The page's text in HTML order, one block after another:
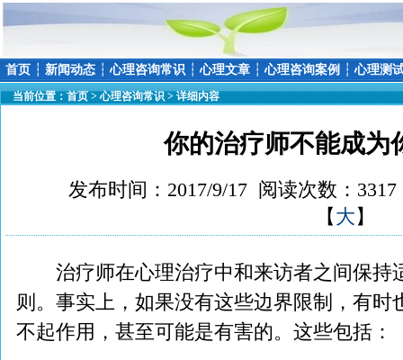
首页 ┆ 新闻动态 ┆ 心理咨询常识 ┆ 心理文章 ┆ 心理咨询案例 ┆ 心理测
当前位置： 首页 >心理咨询常识 > 详细内容
你的治疗师不能成为
发布时间：2017/9/17 阅读次数：
【大】
治疗师在心理治疗中和来访者之间保持
则。事实上，如果没有这些边界限制，有时
不起作用，甚至可能是有害的。这些包括：